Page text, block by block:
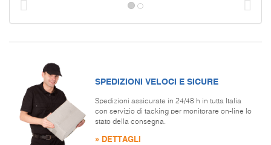
SPEDIZIONI VELOCI E SICURE
Spedizioni assicurate in 24/48 h in tutta Italia
con servizio di tacking per monitorare on-line lo
stato della consegna.
» DETTAGLI